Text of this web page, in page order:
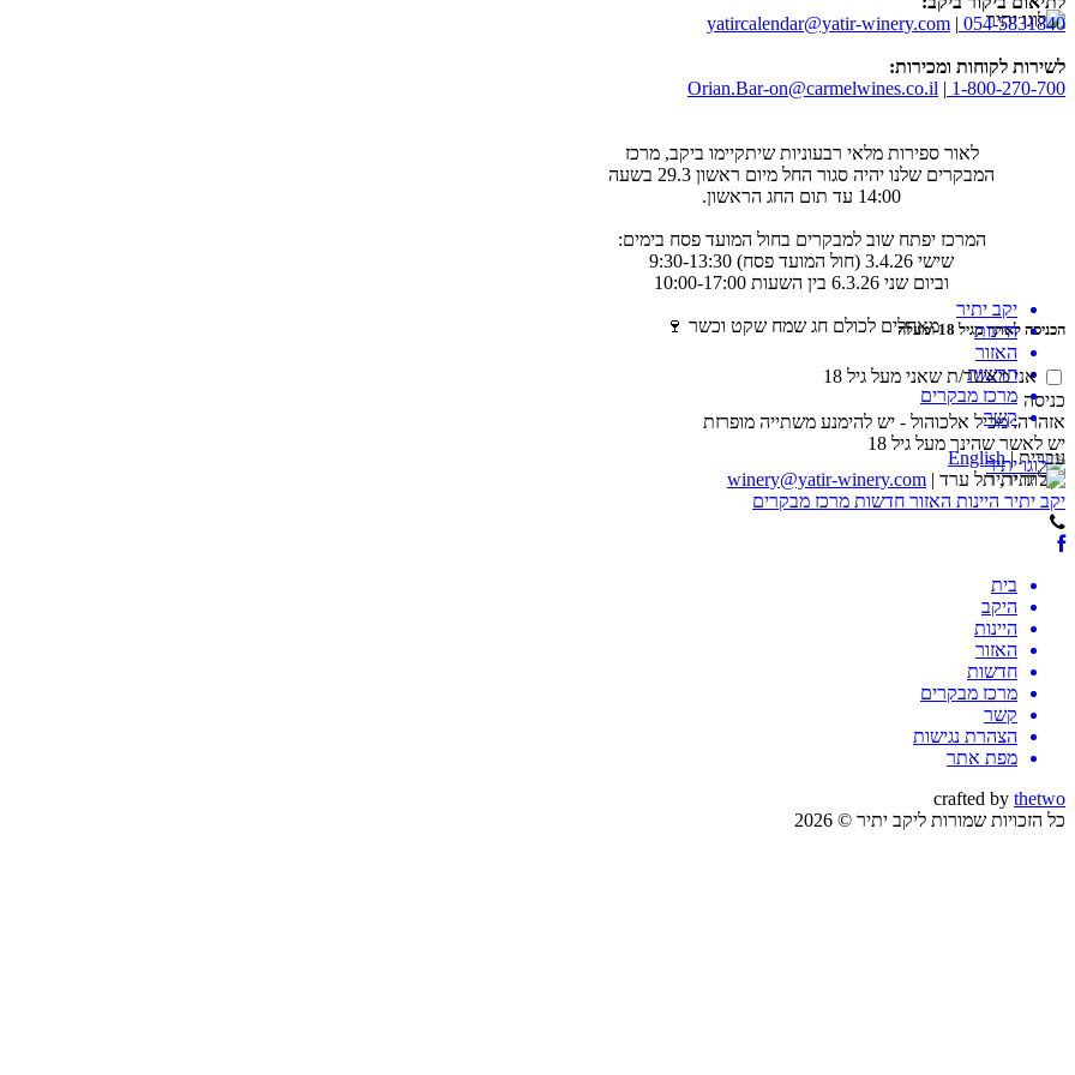
054-5831840
|
yatircalendar@yatir-winery.com
לשירות לקוחות ומכירות:
1-800-270-700
|
Orian.Bar-on@carmelwines.co.il
לאור ספירות מלאי רבעוניות שיתקיימו ביקב, מרכז
המבקרים שלנו יהיה סגור החל מיום ראשון 29.3 בשעה
14:00 עד תום החג הראשון.
המרכז יפתח שוב למבקרים בחול המועד פסח בימים:
שישי 3.4.26 (חול המועד פסח) 9:30-13:30
וביום שני 6.3.26 בין השעות 10:00-17:00
מאחלים לכולם חג שמח שקט וכשר 🍷 הכניסה לאתר מגיל 18 ומעלה
אני מאשר/ת שאני מעל גיל 18
כניסה
אזהרה: מכיל אלכוהול - יש להימנע משתייה מופרזת
יש לאשר שהינך מעל גיל 18
יקב יתיר
היינות
האזור
חדשות
מרכז מבקרים
קשר
עברית|
English
יקב יתיר, תל ערד | winery@yatir-winery.com
יקב יתיר היינות האזור חדשות מרכז מבקרים
בית
היקב
היינות
האזור
חדשות
מרכז מבקרים
קשר
הצהרת נגישות
מפת אתר
crafted by thetwo
כל הזכויות שמורות ליקב יתיר © 2026